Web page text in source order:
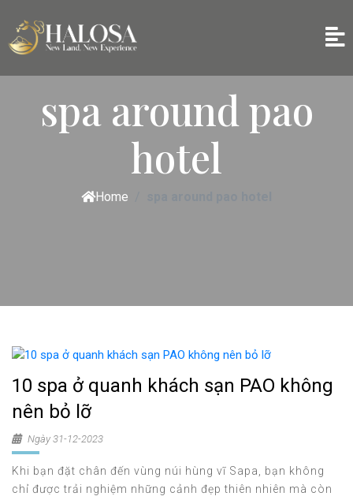
spa around pao
hotel
Home
10 spa ở quanh khách sạn PAO không
nên bỏ lỡ
Ngày 31-12-2023
Khi bạn đặt chân đến vùng núi hùng vĩ Sapa, bạn không
chỉ được trải nghiệm những cảnh đẹp thiên nhiên mà còn